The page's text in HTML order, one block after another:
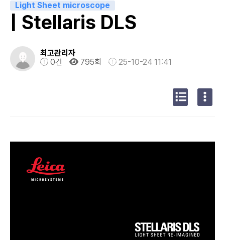
Light Sheet microscope
| Stellaris DLS
최고관리자
0건
795회 25-10-24 11:41